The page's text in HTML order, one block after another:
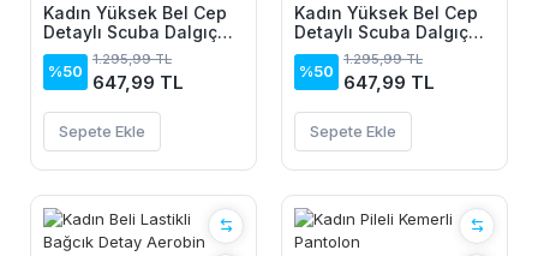
Kadın Yüksek Bel Cep
Detaylı Scuba Dalgıç
Pantolon
%50
1.295,99 TL
647,99 TL
Sepete Ekle
Kadın Yüksek Bel Cep
Detaylı Scuba Dalgıç
Pantolon
%50
1.295,99 TL
647,99 TL
Sepete Ekle